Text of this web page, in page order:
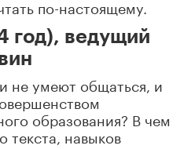
по-настоящему.
год), ведущий
не умеют общаться, и
образования? В чем
текста, навыков